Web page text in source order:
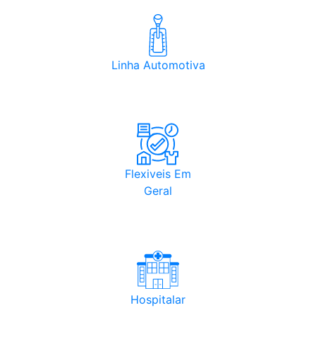
Linha Automotiva
Flexiveis Em
Geral
Hospitalar